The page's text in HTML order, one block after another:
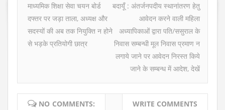
माध्यमिक शिक्षा सेवा चयन बोर्ड
दफ्तर पर जड़ा ताला, अध्यक्ष और
सदस्यों की अब तक नियुक्ति न होने
से भड़के प्रतियोगी छात्र
बदायूँ : अंतर्जनपदीय स्थानांतरण हेतु
आवेदन करने वाली महिला
अध्यापिकाओं द्वारा पति/ससुराल के
निवास सम्बन्धी मूल निवास प्रमाण न
लगाये जाने पर आवेदन निरस्त किये
जाने के सम्बन्ध में आदेश, देखें
NO COMMENTS: WRITE COMMENTS